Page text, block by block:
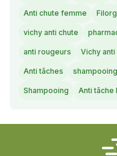
Anti chute femme
vichy anti chute
anti rougeurs Vichy anti
Anti tâches
Shampooing Anti tâche